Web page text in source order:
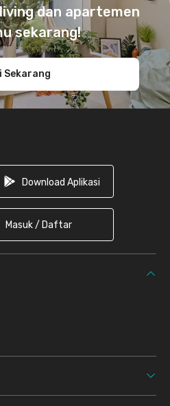
dan apartemen
sekarang!
Sekarang
Download Aplikasi
Masuk / Daftar